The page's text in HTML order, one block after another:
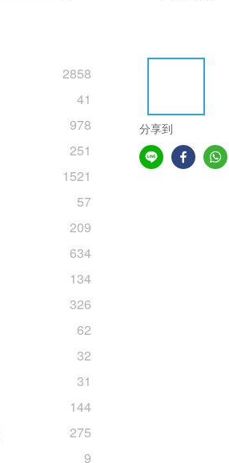
2858
41
978
251
1521
57
209
634
134
326
62
32
31
144
275
9
分享到